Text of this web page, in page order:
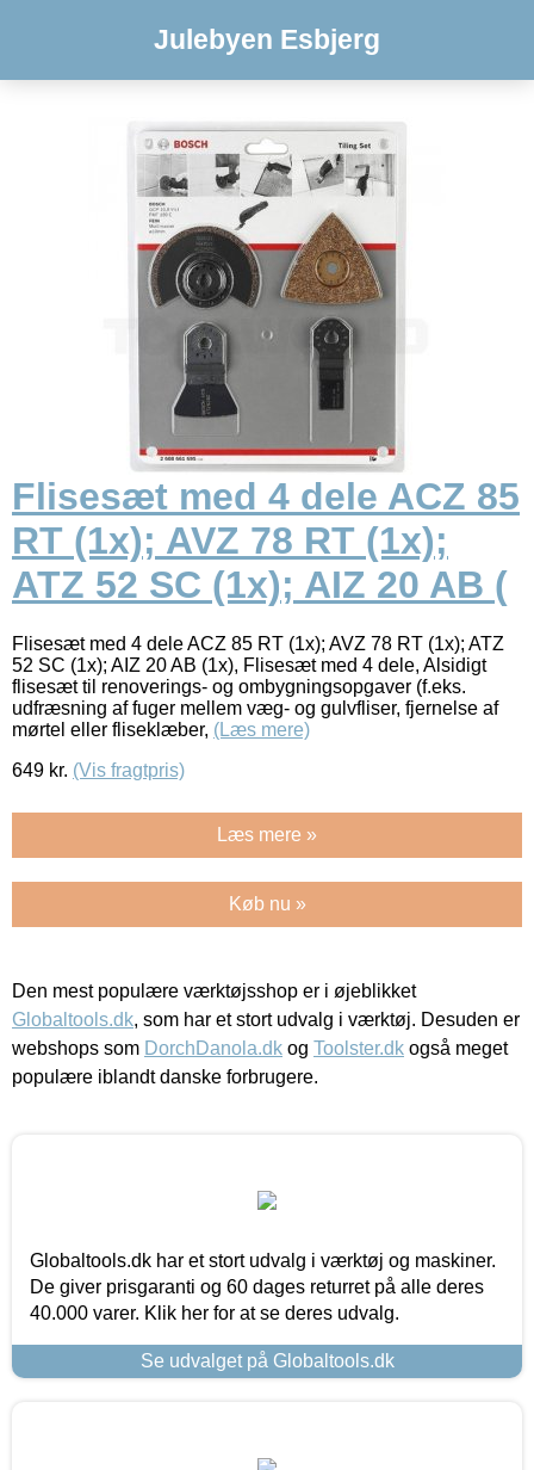
Julebyen Esbjerg
Flisesæt med 4 dele ACZ 85
RT (1x); AVZ 78 RT (1x);
ATZ 52 SC (1x); AIZ 20 AB (
Flisesæt med 4 dele ACZ 85 RT (1x); AVZ 78 RT (1x); ATZ
52 SC (1x); AIZ 20 AB (1x), Flisesæt med 4 dele, Alsidigt
flisesæt til renoverings- og ombygningsopgaver (f.eks.
udfræsning af fuger mellem væg- og gulvfliser, fjernelse af
mørtel eller fliseklæber, (Læs mere)
649 kr. (Vis fragtpris)
Læs mere »
Køb nu »
Den mest populære værktøjsshop er i øjeblikket
Globaltools.dk, som har et stort udvalg i værktøj. Desuden er
webshops som DorchDanola.dk og Toolster.dk også meget
populære iblandt danske forbrugere.
Globaltools.dk har et stort udvalg i værktøj og maskiner.
De giver prisgaranti og 60 dages returret på alle deres
40.000 varer. Klik her for at se deres udvalg.
Se udvalget på Globaltools.dk